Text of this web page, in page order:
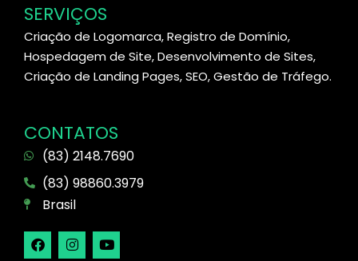
SERVIÇOS
Criação de Logomarca, Registro de Domínio,
Hospedagem de Site, Desenvolvimento de Sites,
Criação de Landing Pages, SEO, Gestão de Tráfego.
CONTATOS
(83) 2148.7690
(83) 98860.3979
Brasil